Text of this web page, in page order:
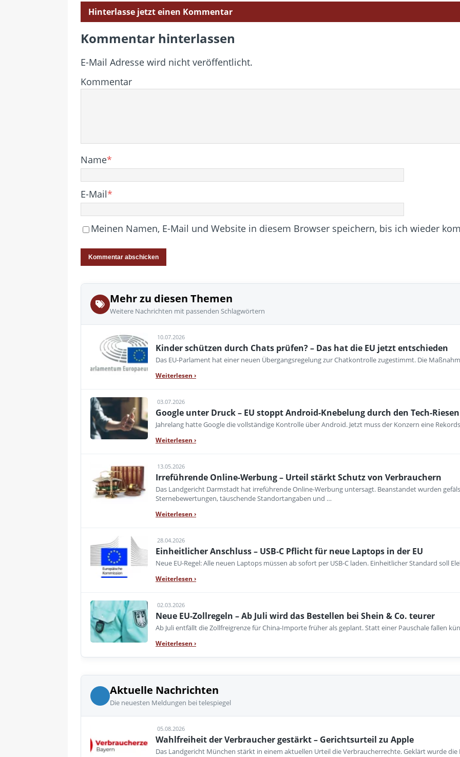
Hinterlasse jetzt einen Kommentar
Kommentar hinterlassen
E-Mail Adresse wird nicht veröffentlicht.
Kommentar
Name*
E-Mail*
Meinen Namen, E-Mail und Website in diesem Browser speichern, bis ich wieder
Mehr zu diesen Themen
Weitere Nachrichten mit passenden Schlagwörtern
10.07.2026
Kinder schützen durch Chats prüfen? – Das hat die EU jetzt entschieden
Das EU-Parlament hat einer neuen Übergangsregelung zur Chatkontrolle zugestimmt. Die
Weiterlesen ›
03.07.2026
Google unter Druck – EU stoppt Android-Knebelung durch den Tech-Riesen
Jahrelang hatte Google die vollständige Kontrolle über Android. Jetzt muss der Konzern eine
Weiterlesen ›
13.05.2026
Irreführende Online-Werbung – Urteil stärkt Schutz von Verbrauchern
Das Landgericht Darmstadt hat irreführende Online-Werbung untersagt. Beanstandet wurden
Sternebewertungen, täuschende Standortangaben und …
Weiterlesen ›
28.04.2026
Einheitlicher Anschluss – USB‑C Pflicht für neue Laptops in der EU
Neue EU-Regel: Alle neuen Laptops müssen ab sofort per USB-C laden. Einheitlicher Standard soll
Weiterlesen ›
02.03.2026
Neue EU-Zollregeln – Ab Juli wird das Bestellen bei Shein & Co. teurer
Ab Juli entfällt die Zollfreigrenze für China-Importe früher als geplant. Statt einer Pauschale fallen
Weiterlesen ›
Aktuelle Nachrichten
Die neuesten Meldungen bei telespiegel
05.08.2026
Wahlfreiheit der Verbraucher gestärkt – Gerichtsurteil zu Apple
Das Landgericht München stärkt in einem aktuellen Urteil die Verbraucherrechte. Geklärt wurde die